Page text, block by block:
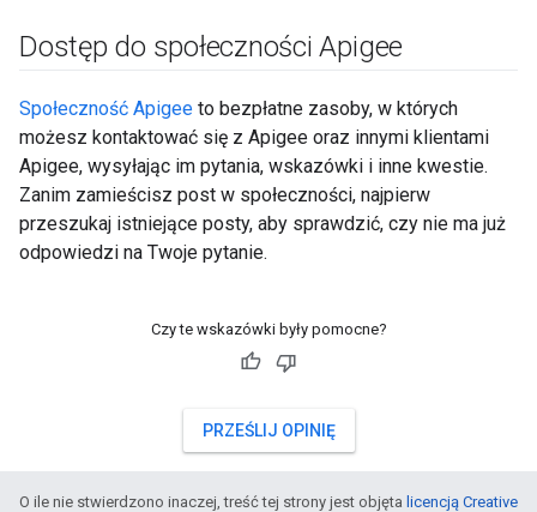
Dostęp do społeczności Apigee
Społeczność Apigee to bezpłatne zasoby, w których
możesz kontaktować się z Apigee oraz innymi klientami
Apigee, wysyłając im pytania, wskazówki i inne kwestie.
Zanim zamieścisz post w społeczności, najpierw
przeszukaj istniejące posty, aby sprawdzić, czy nie ma już
odpowiedzi na Twoje pytanie.
Czy te wskazówki były pomocne?
PRZEŚLIJ OPINIĘ
O ile nie stwierdzono inaczej, treść tej strony jest objęta licencją Creative